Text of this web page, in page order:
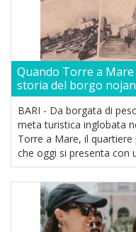
Quando Torre a Mare
storia del borgo
BARI - Da borgata di
meta turistica inglobata
Torre a Mare, il
che oggi si presenta con